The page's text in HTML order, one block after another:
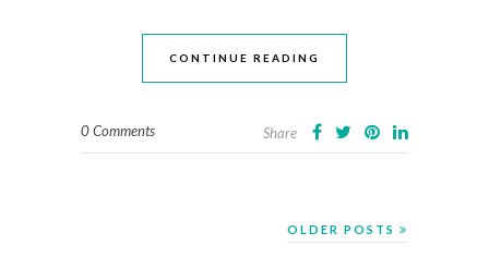
CONTINUE READING
0 Comments Share
OLDER POSTS